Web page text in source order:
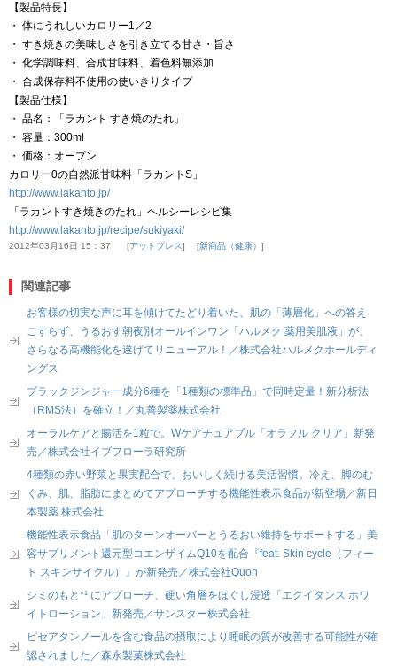
【製品特長】
・ 体にうれしいカロリー1／2
・ すき焼きの美味しさを引き立てる甘さ・旨さ
・ 化学調味料、合成甘味料、着色料無添加
・ 合成保存料不使用の使いきりタイプ
【製品仕様】
・ 品名：「ラカント すき焼のたれ」
・ 容量：300ml
・ 価格：オープン
カロリー0の自然派甘味料「ラカントS」
http://www.lakanto.jp/
「ラカントすき焼きのたれ」ヘルシーレシピ集
http://www.lakanto.jp/recipe/sukiyaki/
2012年03月16日 15：37 アットプレス 新商品（健康）
関連記事
お客様の切実な声に耳を傾けてたどり着いた、肌の「薄層化」への答え
こすらず、うるおす朝夜別オールインワン「ハルメク 薬用美肌液」が、
さらなる高機能化を遂げてリニューアル！／株式会社ハルメクホールディ
ングス
ブラックジンジャー成分6種を「1種類の標準品」で同時定量！新分析法
（RMS法）を確立！／丸善製薬株式会社
オーラルケアと腸活を1粒で。Wケアチュアブル「オラフル クリア」新発
売／株式会社イブフローラ研究所
4種類の赤い野菜と果実配合で、おいしく続ける美活習慣。冷え、脚のむ
くみ、肌、脂肪にまとめてアプローチする機能性表示食品が新登場／新日
本製薬 株式会社
機能性表示食品「肌のターンオーバーとうるおい維持をサポートする」美
容サプリメント還元型コエンザイムQ10を配合『feat. Skin cycle（フィー
ト スキンサイクル）』が新発売／株式会社Quon
シミのもと*¹ にアプローチ、硬い角層をほぐし浸透「エクイタンス ホワ
イトローション」新発売／サンスター株式会社
ピセアタンノールを含む食品の摂取により睡眠の質が改善する可能性が確
認されました／森永製菓株式会社